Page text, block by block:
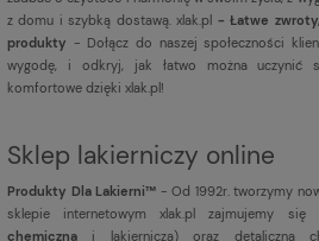
z domu i szybką dostawą. xlak.pl - Łatwe
produkty - Dołącz do naszej społeczności
wygodę, i odkryj, jak łatwo można uczynić
komfortowe dzięki xlak.pl!
Sklep lakierniczy online
Produkty Dla Lakierni™ - Od 1992r. tworzymy
sklepie internetowym xlak.pl zajmujemy się
chemiczna i lakiernicza) oraz detaliczną